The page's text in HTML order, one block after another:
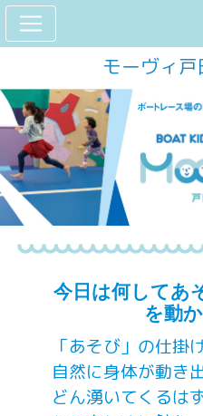
モーヴィ戸
今日は何してあ
を動
「あそび」の仕掛
自然に身体が動き
どん湧いてくるは